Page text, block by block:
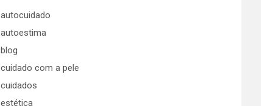
autocuidado
autoestima
blog
cuidado com a pele
cuidados
estética